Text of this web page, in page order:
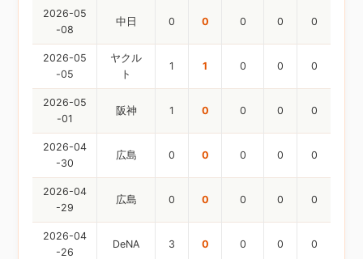
2026-05
-08
中日 0 0 0 0 0
2026-05
-05
ヤクル
ト
1 1 0 0 0
2026-05
-01
阪神 1 0 0 0 0
2026-04
-30
広島 0 0 0 0 0
2026-04
-29
広島 0 0 0 0 0
2026-04
-26
DeNA 3 0 0 0 0